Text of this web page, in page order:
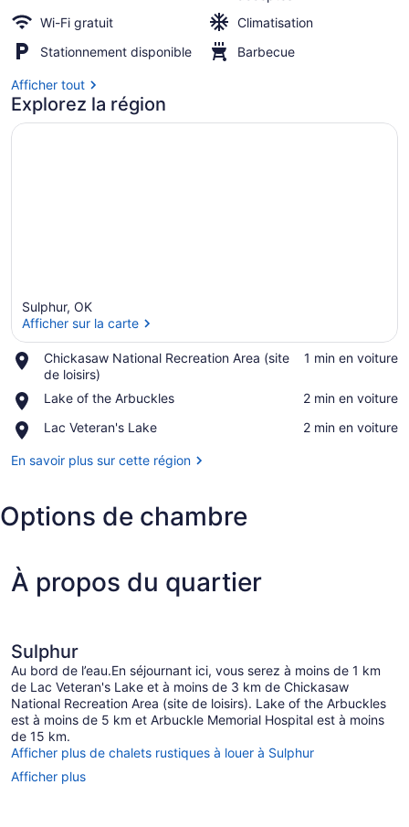
Wi-Fi gratuit
Climatisation
Stationnement disponible
Barbecue
Afficher tout
Explorez la région
Sulphur, OK
Afficher sur la carte
Chickasaw National Recreation Area (site
de loisirs)
Place,
Chickasaw
National
Recreation
Area
de
loisirs)
‪1 min en voiture‬
Lake of the Arbuckles
Place,
of
Arbuckles
‪2 min en voiture‬
Lac Veteran's Lake
Place,
Veteran's
‪2 min en voiture‬
En savoir plus sur cette région
Options de chambre
À propos du quartier
Sulphur
Au bord de l’eau.En séjournant ici, vous serez à moins de 1 km
de Lac Veteran's Lake et à moins de 3 km de Chickasaw
National Recreation Area (site de loisirs). Lake of the Arbuckles
est à moins de 5 km et Arbuckle Memorial Hospital est à moins
de 15 km.
Afficher plus de chalets rustiques à louer à Sulphur
Afficher plus